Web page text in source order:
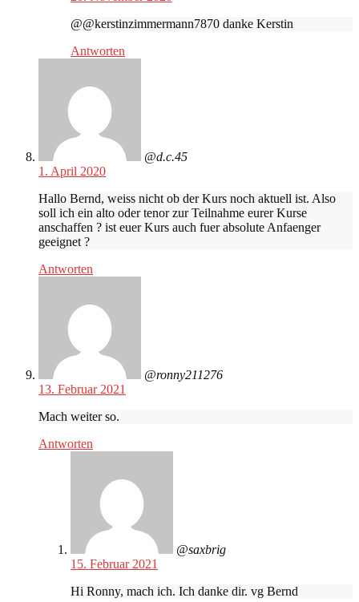
@@kerstinzimmermann7870 danke Kerstin
Antworten
@d.c.45
1. April 2020
Hallo Bernd, weiss nicht ob der Kurs noch aktuell ist. Also
soll ich ein alto oder tenor zur Teilnahme eurer Kurse
anschaffen ? ist euer Kurs auch fuer absolute Anfaenger
geeignet ?
Antworten
@ronny211276
13. Februar 2021
Mach weiter so.
Antworten
@saxbrig
15. Februar 2021
Hi Ronny, mach ich. Ich danke dir. vg Bernd